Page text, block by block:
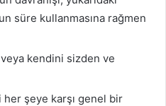
süre kullanmasına rağmen
kendini sizden ve
her şeye karşı genel bir